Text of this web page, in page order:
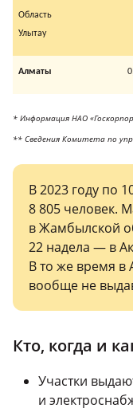
Область
Улытау
Алматы
* Информация НАО
** Сведения Комитета по
В 2023 году по
8 805 человек.
в Жамбылской
22 надела — в
В то же время в
вообще не
Кто, когда и
Участки
и